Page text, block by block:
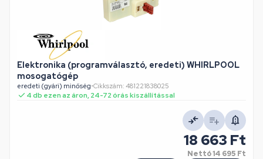
Elektronika (programválasztó, eredeti) WHIRLPOOL
mosogatógép
eredeti (gyári) minőség•Cikkszám: 481221838025
4 db ezen az áron, 24-72 órás kiszállítással
18 663 Ft
Nettó14 695 Ft